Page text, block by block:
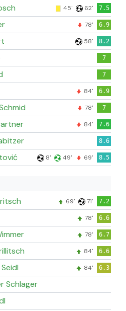
45' 62' 7.5
78' 6.9
58' 8.2
7
7
84' 6.9
78' 7
84' 7.6
8.6
8' 49' 69' 8.5
69' 71' 7.2
78' 6.6
78' 6.7
84' 6.6
84' 6.3
Schlager